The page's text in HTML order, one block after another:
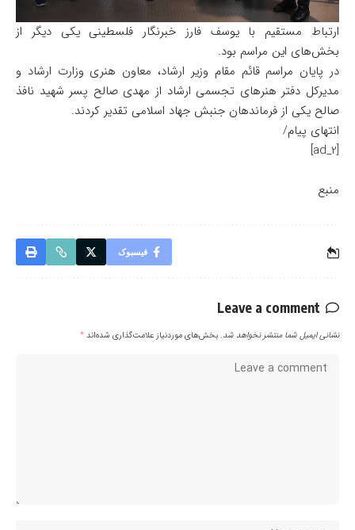
ارتباط مستقیم با یوسف فارز خبرنگار فلسطینی یکی دیگر از
بخش‌های این مراسم بود.
در پایان مراسم قائم مقام وزیر ارشاد، معاون هنری وزارت ارشاد و
مدیرکل دفتر هنرهای تجسمی ارشاد از مهدی صالح پسر شهید نافذ
صالح یکی از فرماندهان جنبش جهاد اسلامی تقدیر کردند.
انتهای پیام/
[ad_2]
منبع
فیسبوک
Leave a comment
نشانی ایمیل شما منتشر نخواهد شد. بخش‌های موردنیاز علامت‌گذاری شده‌اند*